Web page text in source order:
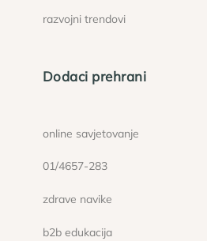
razvojni trendovi
Dodaci prehrani
online savjetovanje
01/4657-283
zdrave navike
b2b edukacija